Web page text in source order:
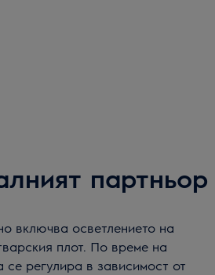
партньор
включва осветлението на
плот. По време на
се регулира в зависимост от